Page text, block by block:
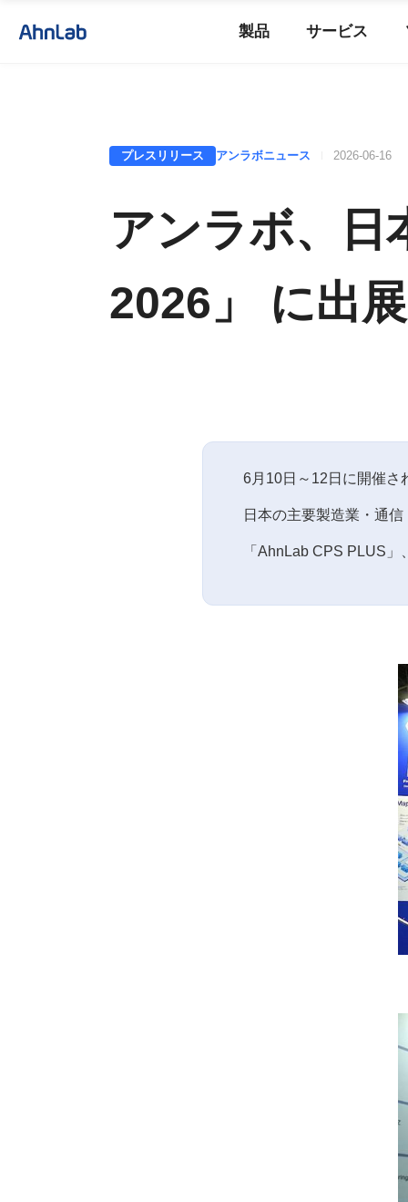
製品 サービス
プレスリリース アンラボニュース 2026-06-16
アンラボ、
2026」 に出展
6月10日～12日に開催さ
日本の主要製造業・通
「AhnLab CPS PLUS